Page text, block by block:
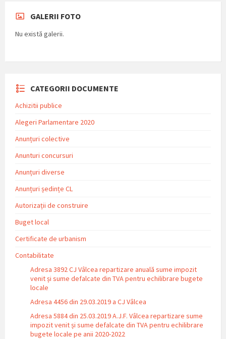
GALERII FOTO
Nu există galerii.
CATEGORII DOCUMENTE
Achizitii publice
Alegeri Parlamentare 2020
Anunțuri colective
Anunturi concursuri
Anunțuri diverse
Anunțuri ședințe CL
Autorizații de construire
Buget local
Certificate de urbanism
Contabilitate
Adresa 3892 CJ Vâlcea repartizare anuală sume impozit
venit și sume defalcate din TVA pentru echilibrare bugete
locale
Adresa 4456 din 29.03.2019 a CJ Vâlcea
Adresa 5884 din 25.03.2019 A.J.F. Vâlcea repartizare sume
impozit venit și sume defalcate din TVA pentru echilibrare
bugete locale pe anii 2020-2022